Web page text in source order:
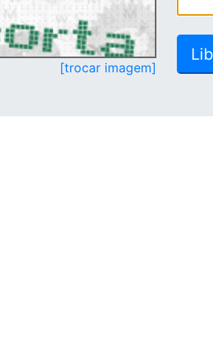
[trocar imagem]